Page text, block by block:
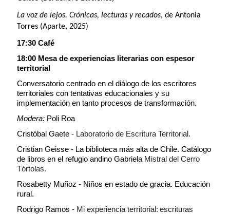
La voz de lejos. Crónicas, lecturas y recados, de Antonia
Torres (Aparte, 2025)
17:30 Café
18:00 Mesa de experiencias literarias con espesor
territorial
Conversatorio centrado en el diálogo de los escritores
territoriales con tentativas educacionales y su
implementación en tanto procesos de transformación.
Modera: Poli Roa
Cristóbal Gaete - Laboratorio de Escritura Territorial.
Cristian Geisse - La biblioteca más alta de Chile. Catálogo
de libros en el refugio andino Gabriela Mistral del Cerro
Tórtolas.
Rosabetty Muñoz - Niños en estado de gracia. Educación
rural.
Rodrigo Ramos - Mi experiencia territorial: escrituras